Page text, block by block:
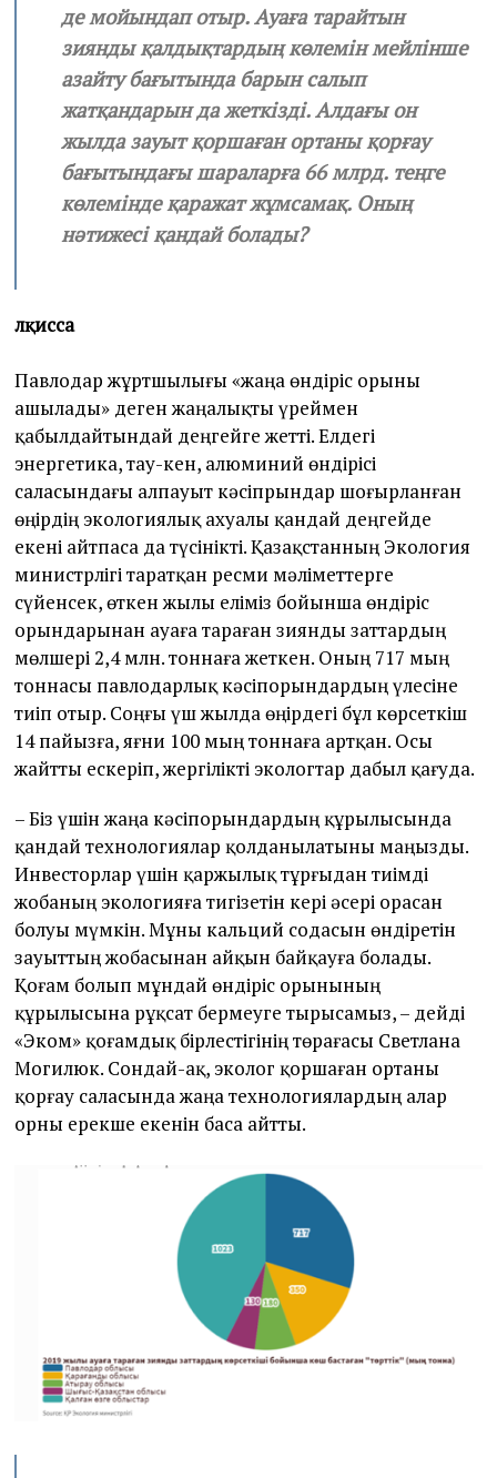
де мойындап отыр. Ауаға тарайтын
зиянды қалдықтардың көлемін мейлінше
азайту бағытында барын салып
жатқандарын да жеткізді. Алдағы он
жылда зауыт қоршаған ортаны қорғау
бағытындағы шараларға 66 млрд. теңге
көлемінде қаражат жұмсамақ. Оның
нәтижесі қандай болады?
Әлқисса
Павлодар жұртшылығы «жаңа өндіріс орыны
ашылады» деген жаңалықты үреймен
қабылдайтындай деңгейге жетті. Елдегі
энергетика, тау-кен, алюминий өндірісі
саласындағы алпауыт кәсіпрындар шоғырланған
өңірдің экологиялық ахуалы қандай деңгейде
екені айтпаса да түсінікті. Қазақстанның Экология
министрлігі таратқан ресми мәліметтерге
сүйенсек, өткен жылы еліміз бойынша өндіріс
орындарынан ауаға тараған зиянды заттардың
мөлшері 2,4 млн. тоннаға жеткен. Оның 717 мың
тоннасы павлодарлық кәсіпорындардың үлесіне
тиіп отыр. Соңғы үш жылда өңірдегі бұл көрсеткіш
14 пайызға, яғни 100 мың тоннаға артқан. Осы
жайтты ескеріп, жергілікті экологтар дабыл қағуда.
– Біз үшін жаңа кәсіпорындардың құрылысында
қандай технологиялар қолданылатыны маңызды.
Инвесторлар үшін қаржылық тұрғыдан тиімді
жобаның экологияға тигізетін кері әсері орасан
болуы мүмкін. Мұны кальций содасын өндіретін
зауыттың жобасынан айқын байқауға болады.
Қоғам болып мұндай өндіріс орынының
құрылысына рұқсат бермеуге тырысамыз, – дейді
«Эком» қоғамдық бірлестігінің төрағасы Светлана
Могилюк. Сондай-ақ, эколог қоршаған ортаны
қорғау саласында жаңа технологиялардың алар
орны ерекше екенін баса айтты.